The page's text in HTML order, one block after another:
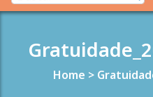
Home >